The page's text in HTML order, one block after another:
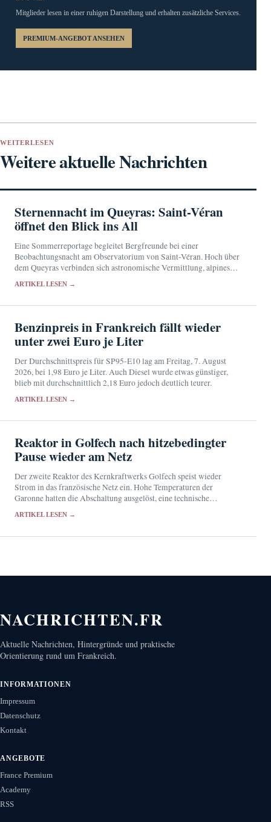
Mitglieder lesen in einer ruhigen Darstellung und erhalten zusätzliche Services.
PREMIUM-ANGEBOT ANSEHEN
WEITERLESEN
Weitere aktuelle Nachrichten
Sternennacht im Queyras: Saint-Véran
öffnet den Blick ins All
Eine Sommerreportage begleitet Bergfreunde bei einer
Beobachtungsnacht am Observatorium von Saint-Véran. Hoch über
dem Queyras verbinden sich astronomische Vermittlung, alpines
ARTIKEL LESEN →
Benzinpreis in Frankreich fällt wieder
unter zwei Euro je Liter
Der Durchschnittspreis für SP95-E10 lag am Freitag, 7. August
2026, bei 1,98 Euro je Liter. Auch Diesel wurde etwas günstiger,
blieb mit durchschnittlich 2,18 Euro jedoch deutlich teurer.
ARTIKEL LESEN →
Reaktor in Golfech nach hitzebedingter
Pause wieder am Netz
Der zweite Reaktor des Kernkraftwerks Golfech speist wieder
Strom in das französische Netz ein. Hohe Temperaturen der
Garonne hatten die Abschaltung ausgelöst, eine technische
ARTIKEL LESEN →
NACHRICHTEN.FR
Aktuelle Nachrichten, Hintergründe und praktische
Orientierung rund um Frankreich.
INFORMATIONEN
Impressum
Datenschutz
Kontakt
ANGEBOTE
France Premium
Academy
RSS